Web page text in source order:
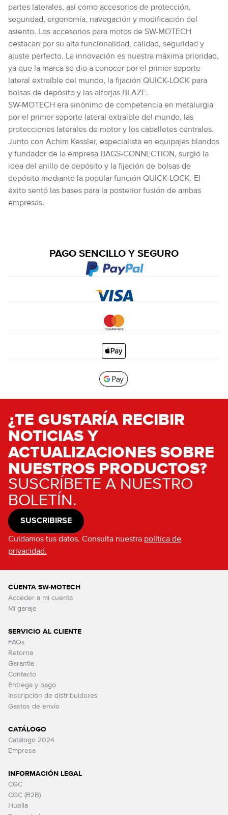
partes laterales, así como accesorios de protección,
seguridad, ergonomía, navegación y modificación del
asiento. Los accesorios para motos de SW-MOTECH
destacan por su alta funcionalidad, calidad, seguridad y
ajuste perfecto. La innovación es nuestra máxima prioridad,
ya que la marca se dio a conocer por el primer soporte
lateral extraíble del mundo, la fijación QUICK-LOCK para
bolsas de depósito y las alforjas BLAZE.
SW-MOTECH era sinónimo de competencia en metalurgia
por el primer soporte lateral extraíble del mundo, las
protecciones laterales de motor y los caballetes centrales.
Junto con Achim Kessler, especialista en equipajes blandos
y fundador de la empresa BAGS-CONNECTION, surgió la
idea del anillo de depósito y la fijación de bolsas de
depósito mediante la popular función QUICK-LOCK. El
éxito sentó las bases para la posterior fusión de ambas
empresas.
PAGO SENCILLO Y SEGURO
¿TE GUSTARÍA RECIBIR
NOTICIAS Y
ACTUALIZACIONES SOBRE
NUESTROS PRODUCTOS?
SUSCRÍBETE A NUESTRO
BOLETÍN.
SUSCRIBIRSE
Cuidamos tus datos. Consulta nuestra política de
privacidad.
CUENTA SW-MOTECH
Acceder a mi cuenta
Mi garaje
SERVICIO AL CLIENTE
FAQs
Retorna
Garantía
Contacto
Entrega y pago
Inscripción de distribuidores
Gastos de envío
CATÁLOGO
Catálogo 2024
Empresa
INFORMACIÓN LEGAL
CGC
CGC (B2B)
Huella